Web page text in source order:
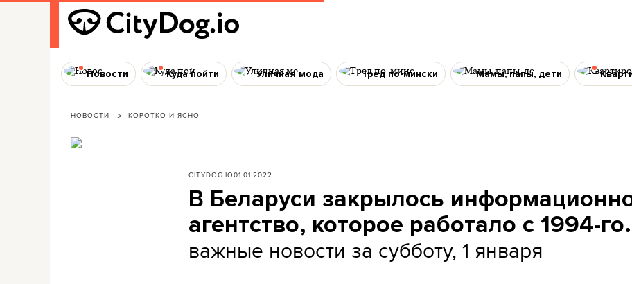
Новости Куда пойти Уличная мода Тред по-мински Мамы, папы, дети
НОВОСТИ КОРОТКО И ЯСНО
CITYDOG.IO01.01.2022
В Беларуси закрылось
агентство, которое работало с 1994-го.
важные новости за субботу, 1 января